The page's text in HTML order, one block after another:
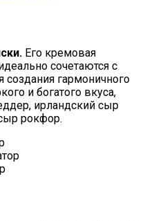
Его кремовая
сочетаются с
гармоничного
и богатого вкуса,
ирландский сыр
рокфор.